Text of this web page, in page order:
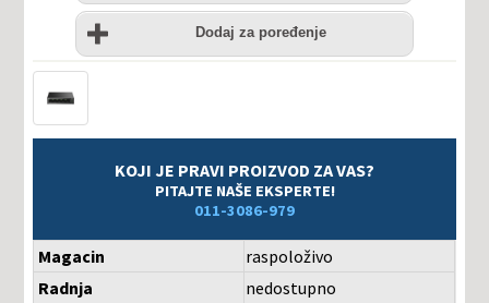
listu
želja
Uporedi
Dodaj za poređenje
KOJI JE PRAVI PROIZVOD ZA VAS?
PITAJTE NAŠE EKSPERTE!
011-3086-979
Magacin
raspoloživo
Radnja
nedostupno